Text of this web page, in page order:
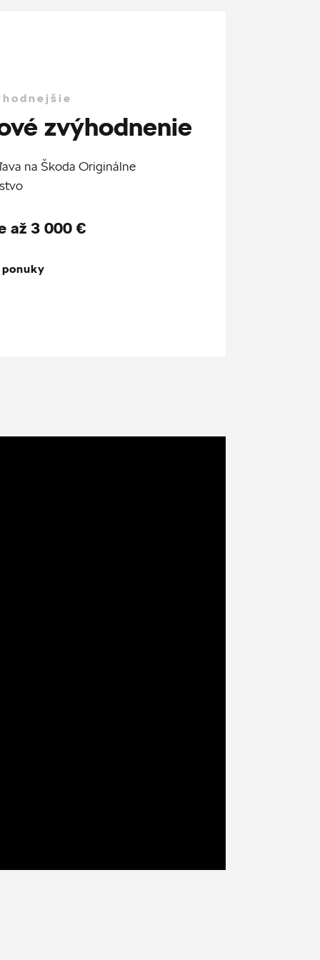
zvýhodnenie
na Škoda Originálne
až 3 000 €